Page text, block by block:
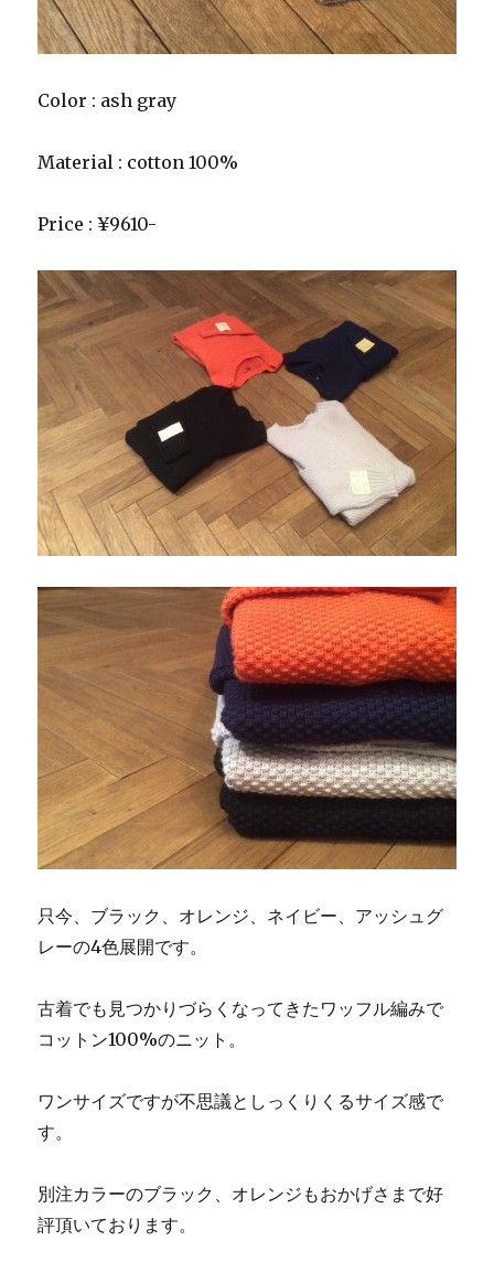
Color : ash gray
Material : cotton 100%
Price : ¥9610-
只今、ブラック、オレンジ、ネイビー、アッシュグ
レーの4色展開です。
古着でも見つかりづらくなってきたワッフル編みで
コットン100%のニット。
ワンサイズですが不思議としっくりくるサイズ感で
す。
別注カラーのブラック、オレンジもおかげさまで好
評頂いております。